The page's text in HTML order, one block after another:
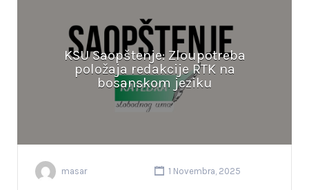
KSU Saopštenje: Zloupotreba
položaja redakcije RTK na
bosanskom jeziku
masar 1 Novembra, 2025